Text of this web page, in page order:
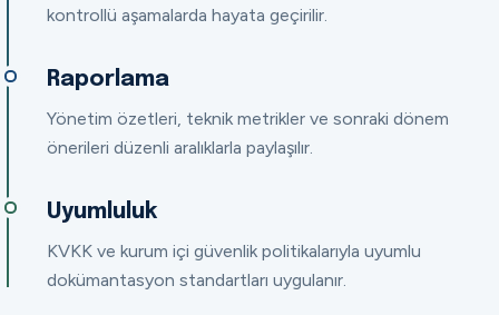
kontrollü aşamalarda hayata geçirilir.
Raporlama
Yönetim özetleri, teknik metrikler ve sonraki dönem
önerileri düzenli aralıklarla paylaşılır.
Uyumluluk
KVKK ve kurum içi güvenlik politikalarıyla uyumlu
dokümantasyon standartları uygulanır.